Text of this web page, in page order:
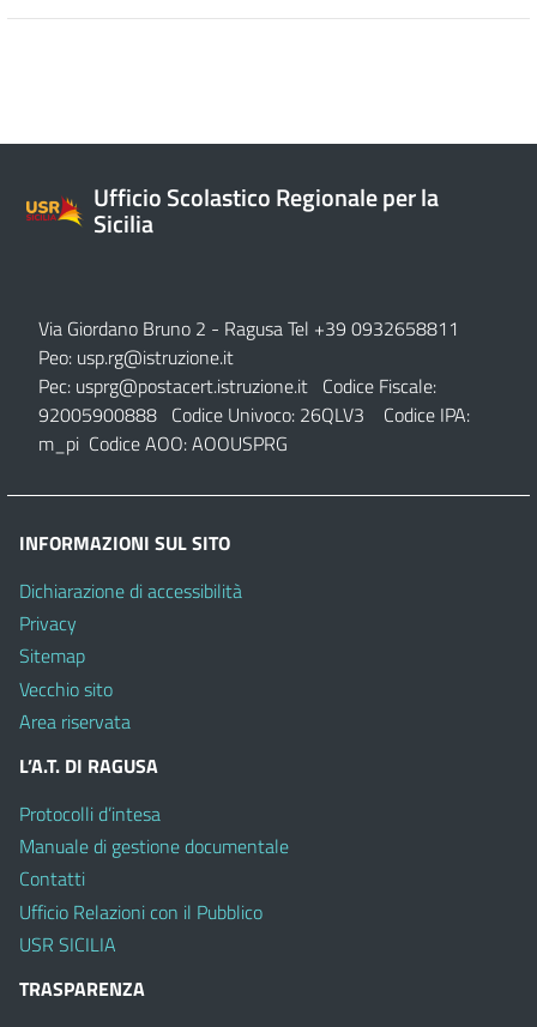
Ufficio Scolastico Regionale per la
Sicilia
Via Giordano Bruno 2 - Ragusa Tel +39 0932658811
Peo: usp.rg@istruzione.it
Pec: usprg@postacert.istruzione.it Codice Fiscale:
92005900888 Codice Univoco: 26QLV3 Codice IPA:
m_pi Codice AOO: AOOUSPRG
INFORMAZIONI SUL SITO
Dichiarazione di accessibilità
Privacy
Sitemap
Vecchio sito
Area riservata
L’A.T. DI RAGUSA
Protocolli d’intesa
Manuale di gestione documentale
Contatti
Ufficio Relazioni con il Pubblico
USR SICILIA
TRASPARENZA